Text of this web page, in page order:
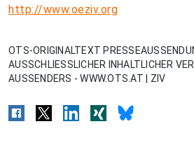
http://www.oeziv.org
OTS-ORIGINALTEXT
AUSSCHLIESSLICHER INHALTLICHER
AUSSENDERS - WWW.OTS.AT | ZIV